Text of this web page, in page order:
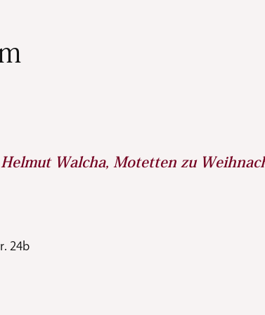
Walcha, Motetten zu
24b